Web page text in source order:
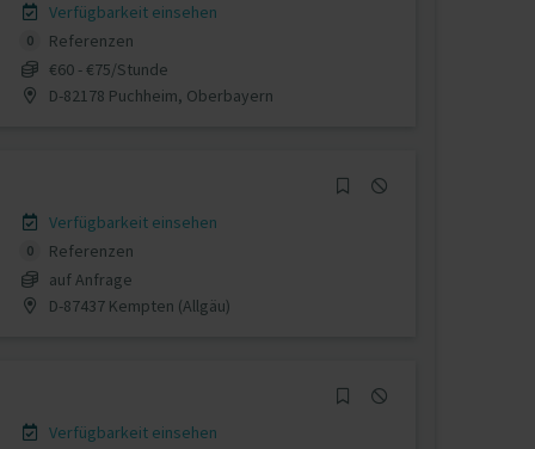
Verfügbarkeit einsehen
0
Referenzen
€60 - €75/Stunde
D-82178 Puchheim, Oberbayern
Verfügbarkeit einsehen
0
Referenzen
auf Anfrage
D-87437 Kempten (Allgäu)
Verfügbarkeit einsehen